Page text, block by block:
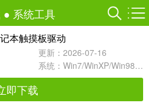
● 系统工具
本触摸板驱动
更新：2026-07-16
系统：Win7/WinXP/Win98/Win8/Win10兼容软件
即下载